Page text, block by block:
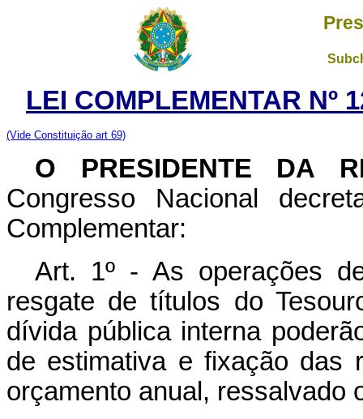
LEI COMPLEMENTAR Nº
(Vide Constituição art 69)
O PRESIDENTE DA
Congresso Nacional
Complementar:
Art. 1º - As operações
resgate de títulos do
dívida pública interna
de estimativa e fixação das
orçamento anual, ressalvado